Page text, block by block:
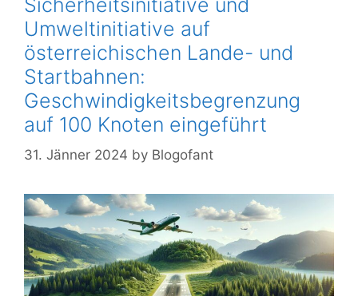
Umweltinitiative auf
österreichischen Lande- und
Startbahnen:
Geschwindigkeitsbegrenzung
auf 100 Knoten eingeführt
31. Jänner 2024 by Blogofant